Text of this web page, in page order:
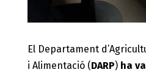
El Departament
i Alimentació (DARP)ha